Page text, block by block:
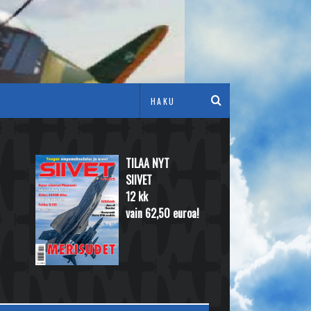
TILAA NYT
SIIVET
12 kk
vain 62,50 euroa!